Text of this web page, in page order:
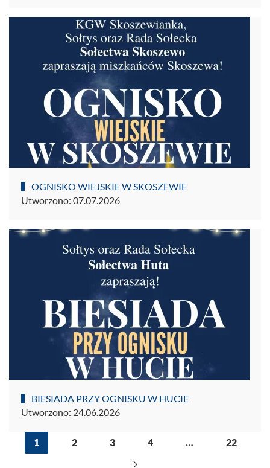
OGNISKO WIEJSKIE W SKOSZEWIE
Utworzono: 07.07.2026
BIESIADA PRZY OGNISKU W HUCIE
Utworzono: 24.06.2026
1 2 3 4 … 22